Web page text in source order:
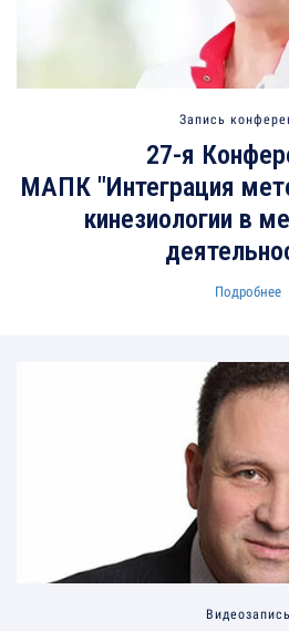
Запись
27-я
МАПК "Интеграция
кинезиологии в
Подробнее
Видеозапись